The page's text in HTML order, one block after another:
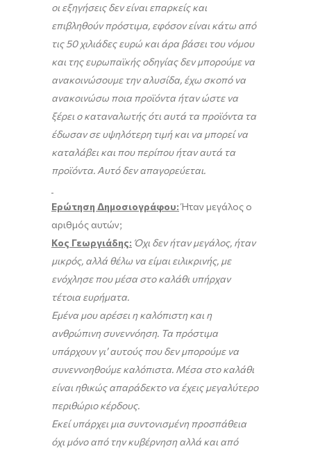
οι εξηγήσεις δεν είναι επαρκείς και
επιβληθούν πρόστιμα, εφόσον είναι κάτω από
τις 50 χιλιάδες ευρώ και άρα βάσει του νόμου
και της ευρωπαϊκής οδηγίας δεν μπορούμε να
ανακοινώσουμε την αλυσίδα, έχω σκοπό να
ανακοινώσω ποια προϊόντα ήταν ώστε να
ξέρει ο καταναλωτής ότι αυτά τα προϊόντα τα
έδωσαν σε υψηλότερη τιμή και να μπορεί να
καταλάβει και που περίπου ήταν αυτά τα
προϊόντα. Αυτό δεν απαγορεύεται.
Ερώτηση Δημοσιογράφου:Ήταν μεγάλος ο
αριθμός αυτών;
Κος Γεωργιάδης: Όχι δεν ήταν μεγάλος, ήταν
μικρός, αλλά θέλω να είμαι ειλικρινής, με
ενόχλησε που μέσα στο καλάθι υπήρχαν
τέτοια ευρήματα.
Εμένα μου αρέσει η καλόπιστη και η
ανθρώπινη συνεννόηση. Τα πρόστιμα
υπάρχουν γι’ αυτούς που δεν μπορούμε να
συνεννοηθούμε καλόπιστα. Μέσα στο καλάθι
είναι ηθικώς απαράδεκτο να έχεις μεγαλύτερο
περιθώριο κέρδους.
Εκεί υπάρχει μια συντονισμένη προσπάθεια
όχι μόνο από την κυβέρνηση αλλά και από